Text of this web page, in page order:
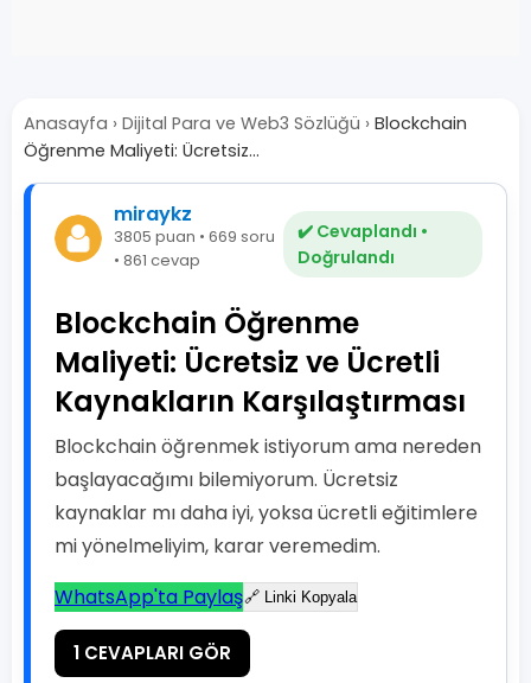
Anasayfa › Dijital Para ve Web3 Sözlüğü › Blockchain
Öğrenme Maliyeti: Ücretsiz...
miraykz
3805 puan • 669 soru
• 861 cevap
✔️ Cevaplandı •
Doğrulandı
Blockchain Öğrenme
Maliyeti: Ücretsiz ve Ücretli
Kaynakların Karşılaştırması
Blockchain öğrenmek istiyorum ama nereden
başlayacağımı bilemiyorum. Ücretsiz
kaynaklar mı daha iyi, yoksa ücretli eğitimlere
mi yönelmeliyim, karar veremedim.
WhatsApp'ta Paylaş🔗 Linki Kopyala
1 CEVAPLARI GÖR